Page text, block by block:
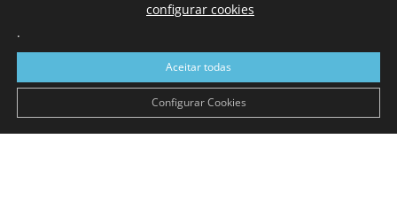
Com sede nas Caldas da Rainha e mais de 90 anos de
a sul de distrito de Leiria, com mais de 40.000 leitores por
toda a região Oeste. Jornal com distribuição em Portugal
Continental e assinatura online.
configurar cookies
.
Aceitar todas
Configurar Cookies